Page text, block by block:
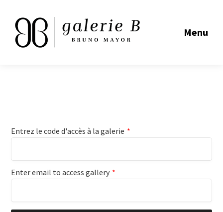
Menu
Entrez le code d'accès à la galerie *
Enter email to access gallery *